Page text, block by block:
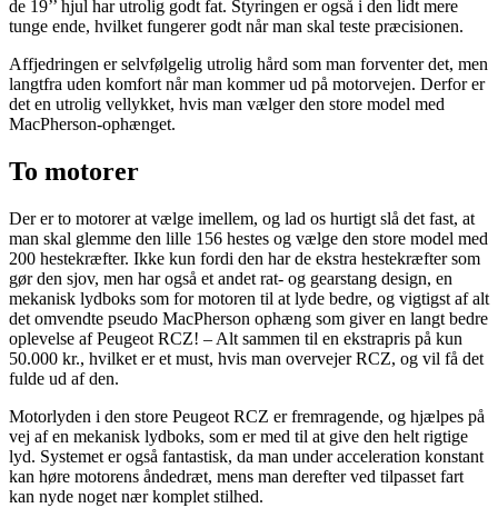
de 19’’ hjul har utrolig godt fat. Styringen er også i den lidt mere
tunge ende, hvilket fungerer godt når man skal teste præcisionen.
Affjedringen er selvfølgelig utrolig hård som man forventer det, men
langtfra uden komfort når man kommer ud på motorvejen. Derfor er
det en utrolig vellykket, hvis man vælger den store model med
MacPherson-ophænget.
To motorer
Der er to motorer at vælge imellem, og lad os hurtigt slå det fast, at
man skal glemme den lille 156 hestes og vælge den store model med
200 hestekræfter. Ikke kun fordi den har de ekstra hestekræfter som
gør den sjov, men har også et andet rat- og gearstang design, en
mekanisk lydboks som for motoren til at lyde bedre, og vigtigst af alt
det omvendte pseudo MacPherson ophæng som giver en langt bedre
oplevelse af Peugeot RCZ! – Alt sammen til en ekstrapris på kun
50.000 kr., hvilket er et must, hvis man overvejer RCZ, og vil få det
fulde ud af den.
Motorlyden i den store Peugeot RCZ er fremragende, og hjælpes på
vej af en mekanisk lydboks, som er med til at give den helt rigtige
lyd. Systemet er også fantastisk, da man under acceleration konstant
kan høre motorens åndedræt, mens man derefter ved tilpasset fart
kan nyde noget nær komplet stilhed.